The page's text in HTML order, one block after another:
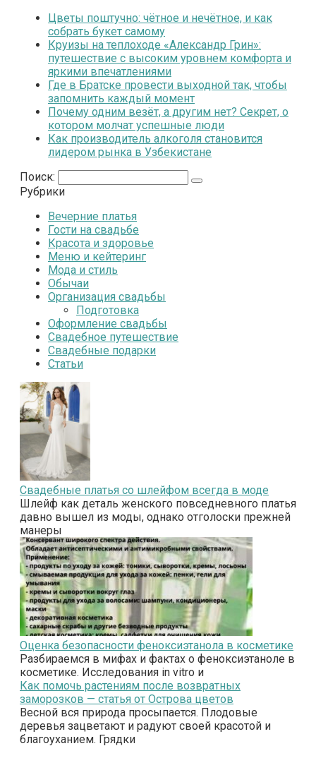
Цветы поштучно: чётное и нечётное, и как
собрать букет самому
Круизы на теплоходе «Александр Грин»:
путешествие с высоким уровнем комфорта и
яркими впечатлениями
Где в Братске провести выходной так, чтобы
запомнить каждый момент
Почему одним везёт, а другим нет? Секрет, о
котором молчат успешные люди
Как производитель алкоголя становится
лидером рынка в Узбекистане
Поиск:
Рубрики
Вечерние платья
Гости на свадьбе
Красота и здоровье
Меню и кейтеринг
Мода и стиль
Обычаи
Организация свадьбы
Подготовка
Оформление свадьбы
Свадебное путешествие
Свадебные подарки
Статьи
Свадебные платья со шлейфом всегда в моде
Шлейф как деталь женского повседневного платья
давно вышел из моды, однако отголоски прежней
манеры
Оценка безопасности феноксиэтанола в косметике
Разбираемся в мифах и фактах о феноксиэтаноле в
косметике. Исследования in vitro и
Как помочь растениям после возвратных
заморозков — статья от Острова цветов
Весной вся природа просыпается. Плодовые
деревья зацветают и радуют своей красотой и
благоуханием. Грядки